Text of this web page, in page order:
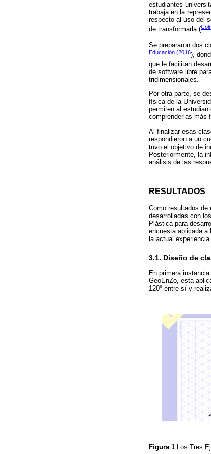
estudiantes
trabaja en la
respecto al uso del
de transformarla (
Se prepararon dos
Educación (2016),
que le facilitan
de software libre
tridimensionales.
Por otra parte, se
física de la
permiten al
comprenderlas más
Al finalizar esas
respondieron a un
tuvo el objetivo de
Posteriormente, la
análisis de las
RESULTADOS
Como resultados
desarrolladas con
Plástica para
encuesta aplicada a
la actual
3.1. Diseño de
En primera
GeoEnZo, esta
120° entre sí y
Figura 1 Los Tres